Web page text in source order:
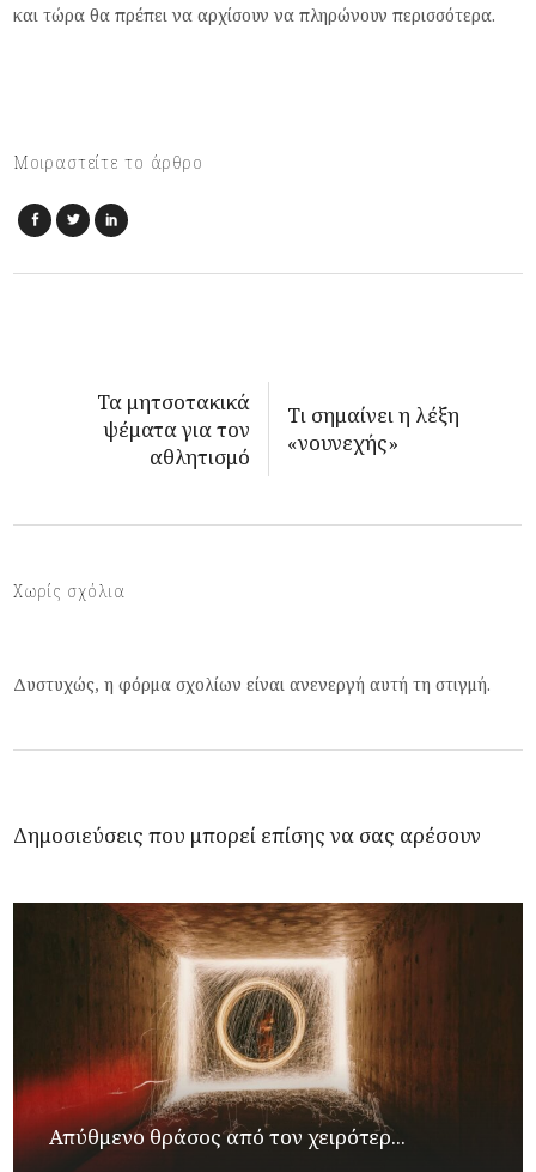
και τώρα θα πρέπει να αρχίσουν να πληρώνουν περισσότερα.
Μοιραστείτε το άρθρο
Τα μητσοτακικά
ψέματα για τον
αθλητισμό
Τι σημαίνει η λέξη
«νουνεχής»
Χωρίς σχόλια
Δυστυχώς, η φόρμα σχολίων είναι ανενεργή αυτή τη στιγμή.
Δημοσιεύσεις που μπορεί επίσης να σας αρέσουν
Απύθμενο θράσος από τον χειρότερ...